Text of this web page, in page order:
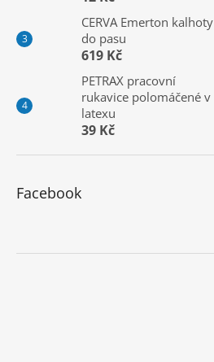
CERVA Emerton kalhoty
do pasu
619 Kč
PETRAX pracovní
rukavice polomáčené v
latexu
39 Kč
Facebook